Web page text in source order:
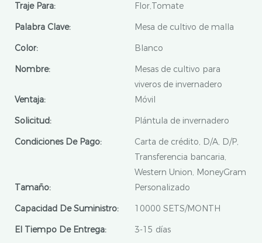
Traje Para:
Flor,Tomate
Palabra Clave:
Mesa de cultivo de malla
Color:
Blanco
Nombre:
Mesas de cultivo para
viveros de invernadero
Ventaja:
Móvil
Solicitud:
Plántula de invernadero
Condiciones De Pago:
Carta de crédito, D/A, D/P,
Transferencia bancaria,
Western Union, MoneyGram
Tamaño:
Personalizado
Capacidad De Suministro:
10000 SETS/MONTH
El Tiempo De Entrega:
3-15 días